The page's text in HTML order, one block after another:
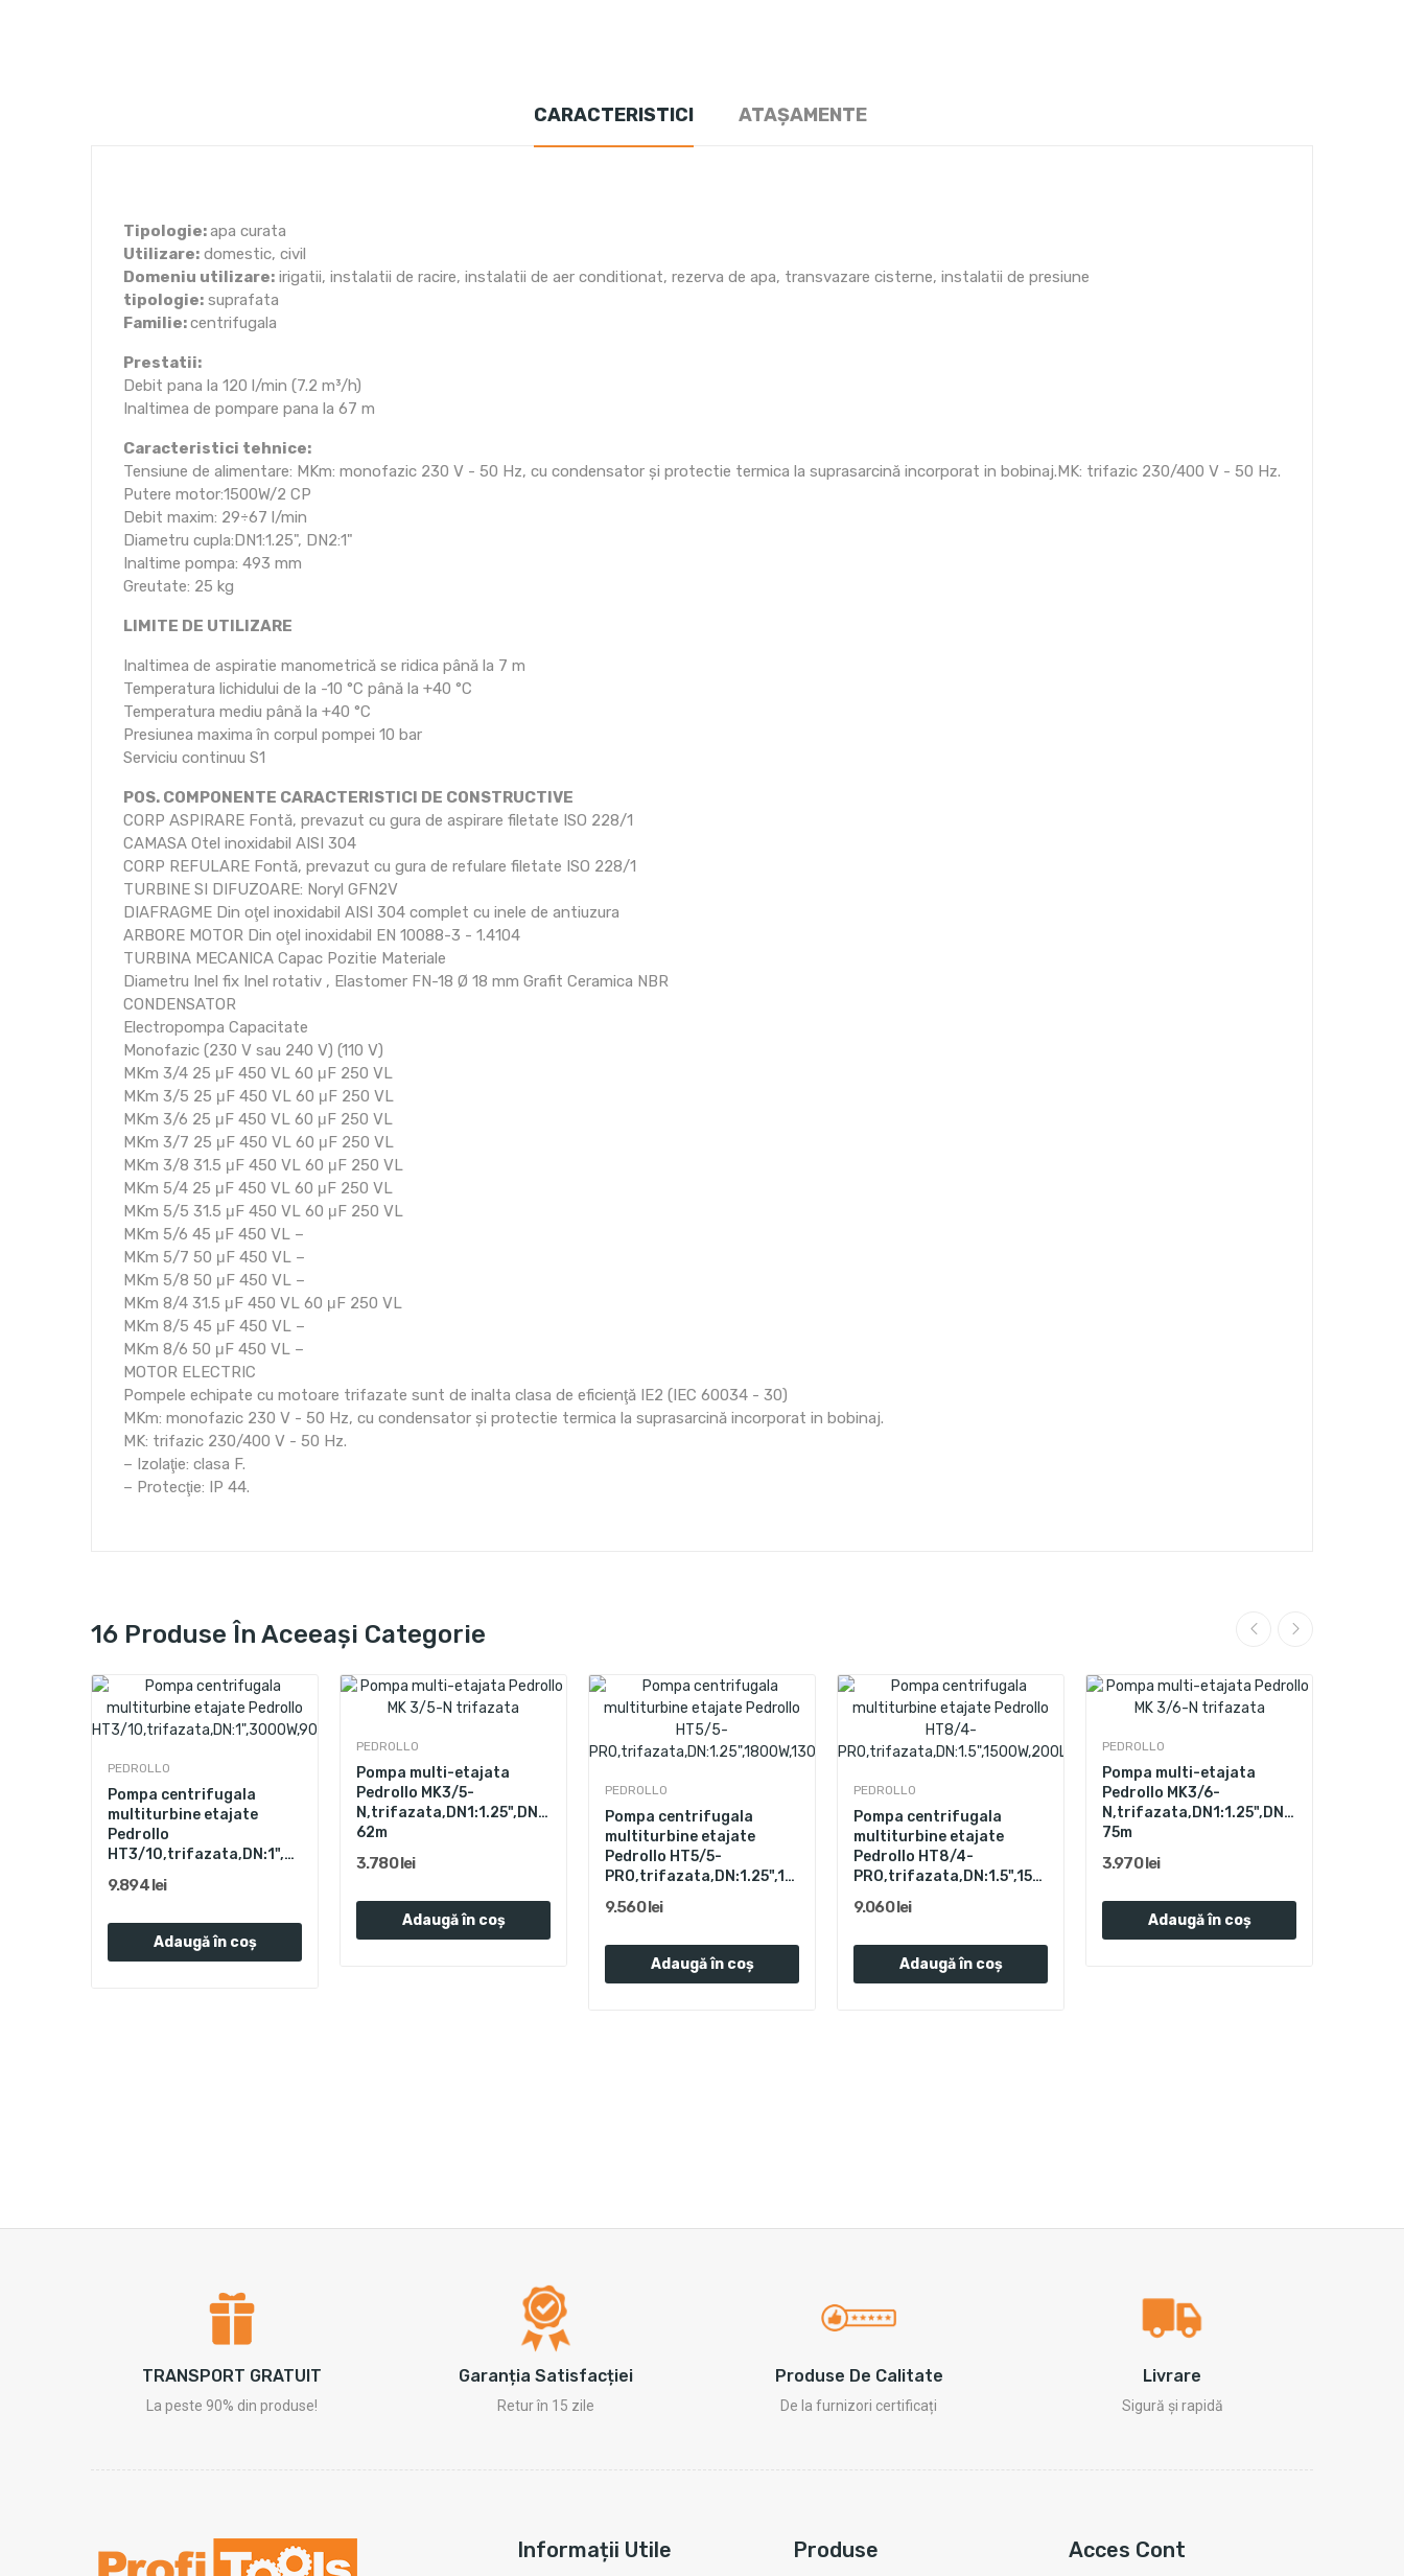
CARACTERISTICI ATAȘAMENTE
Tipologie:apa curata
Utilizare: domestic, civil
Domeniu utilizare: irigatii, instalatii de racire, instalatii de aer conditionat, rezerva de apa, transvazare cisterne, instalatii de presiune
tipologie: suprafata
Familie:centrifugala
Prestatii:
Debit pana la 120 l/min (7.2 m³/h)
Inaltimea de pompare pana la 67 m
Caracteristici tehnice:
Tensiune de alimentare: MKm: monofazic 230 V - 50 Hz, cu condensator și protectie termica la suprasarcină incorporat in bobinaj.MK: trifazic 230/400 V - 50 Hz.
Putere motor:1500W/2 CP
Debit maxim: 29÷67 l/min
Diametru cupla:DN1:1.25", DN2:1"
Inaltime pompa: 493 mm
Greutate: 25 kg
LIMITE DE UTILIZARE
Inaltimea de aspiratie manometrică se ridica până la 7 m
Temperatura lichidului de la -10 °C până la +40 °C
Temperatura mediu până la +40 °C
Presiunea maxima în corpul pompei 10 bar
Serviciu continuu S1
POS. COMPONENTE CARACTERISTICI DE CONSTRUCTIVE
CORP ASPIRARE Fontă, prevazut cu gura de aspirare filetate ISO 228/1
CAMASA Otel inoxidabil AISI 304
CORP REFULARE Fontă, prevazut cu gura de refulare filetate ISO 228/1
TURBINE SI DIFUZOARE: Noryl GFN2V
DIAFRAGME Din oţel inoxidabil AISI 304 complet cu inele de antiuzura
ARBORE MOTOR Din oţel inoxidabil EN 10088-3 - 1.4104
TURBINA MECANICA Capac Pozitie Materiale
Diametru Inel fix Inel rotativ , Elastomer FN-18 Ø 18 mm Grafit Ceramica NBR
CONDENSATOR
Electropompa Capacitate
Monofazic (230 V sau 240 V) (110 V)
MKm 3/4 25 μF 450 VL 60 μF 250 VL
MKm 3/5 25 μF 450 VL 60 μF 250 VL
MKm 3/6 25 μF 450 VL 60 μF 250 VL
MKm 3/7 25 μF 450 VL 60 μF 250 VL
MKm 3/8 31.5 μF 450 VL 60 μF 250 VL
MKm 5/4 25 μF 450 VL 60 μF 250 VL
MKm 5/5 31.5 μF 450 VL 60 μF 250 VL
MKm 5/6 45 μF 450 VL –
MKm 5/7 50 μF 450 VL –
MKm 5/8 50 μF 450 VL –
MKm 8/4 31.5 μF 450 VL 60 μF 250 VL
MKm 8/5 45 μF 450 VL –
MKm 8/6 50 μF 450 VL –
MOTOR ELECTRIC
Pompele echipate cu motoare trifazate sunt de inalta clasa de eficienţă IE2 (IEC 60034 - 30)
MKm: monofazic 230 V - 50 Hz, cu condensator și protectie termica la suprasarcină incorporat in bobinaj.
MK: trifazic 230/400 V - 50 Hz.
– Izolaţie: clasa F.
– Protecţie: IP 44.
16 Produse În Aceeași Categorie
PEDROLLO
Pompa centrifugala
multiturbine etajate
Pedrollo
HT3/10,trifazata,DN:1",3000W,90L/min,Hmax.160m
9.894 lei
Adaugă în coș
PEDROLLO
Pompa multi-etajata
Pedrollo MK3/5-
N,trifazata,DN1:1.25",DN2:1",750W,80L/min,Hmax.
62m
3.780 lei
Adaugă în coș
PEDROLLO
Pompa centrifugala
multiturbine etajate
Pedrollo HT5/5-
PRO,trifazata,DN:1.25",1800W,130L/min,Hmax.86m
9.560 lei
Adaugă în coș
PEDROLLO
Pompa centrifugala
multiturbine etajate
Pedrollo HT8/4-
PRO,trifazata,DN:1.5",1500W,200L/min,Hmax.62.5m
9.060 lei
Adaugă în coș
PEDROLLO
Pompa multi-etajata
Pedrollo MK3/6-
75m
3.970 lei
Adaugă în coș
TRANSPORT GRATUIT
La peste 90% din produse!
Garanția Satisfacției
Retur în 15 zile
Produse De Calitate
De la furnizori certificați
Livrare
Sigură și rapidă
Informații Utile Produse Acces Cont